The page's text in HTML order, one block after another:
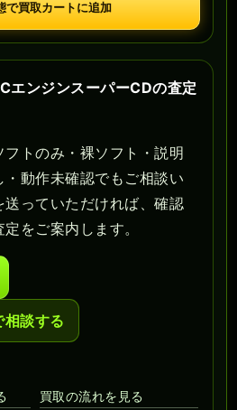
で買取カートに追加
エンジンスーパーCDの査定
トのみ・裸ソフト・説明
動作未確認でもご相談い
送っていただければ、確認
をご案内します。
相談する
買取の流れを見る